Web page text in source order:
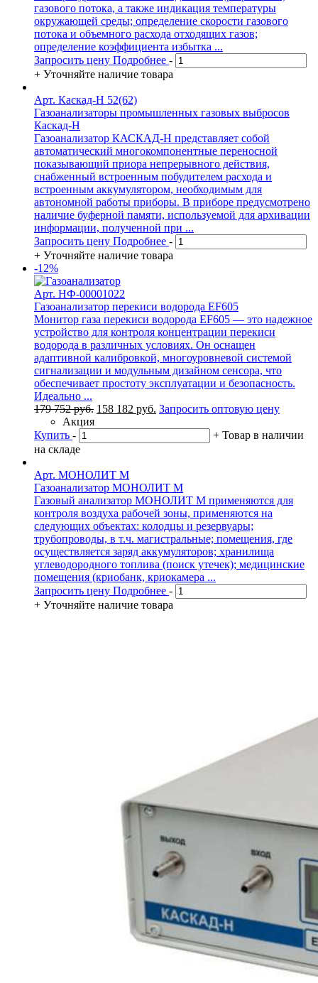
газового потока, а также индикация температуры
окружающей среды; определение скорости газового
потока и объемного расхода отходящих газов;
определение коэффициента избытка ...
Запросить цену Подробнее -
+ Уточняйте наличие товара
Арт. Каскад-Н 52(62)
Газоанализаторы промышленных газовых выбросов
Каскад-Н
Газоанализатор КАСКАД-Н представляет собой
автоматический многокомпонентные переносной
показывающий приора непрерывного действия,
снабженный встроенным побудителем расхода и
встроенным аккумулятором, необходимым для
автономной работы приборы. В приборе предусмотрено
наличие буферной памяти, используемой для архивации
информации, полученной при ...
Запросить цену Подробнее -
+ Уточняйте наличие товара
-12%
Арт. НФ-00001022
Газоанализатор перекиси водорода EF605
Монитор газа перекиси водорода EF605 — это надежное
устройство для контроля концентрации перекиси
водорода в различных условиях. Он оснащен
адаптивной калибровкой, многоуровневой системой
сигнализации и модульным дизайном сенсора, что
обеспечивает простоту эксплуатации и безопасность.
Идеально ...
179 752руб. Первоначальная
179
158 182 руб. Текущая
182 руб..
Запросить оптовую цену
Акция
Купить - + Товар в наличии
на складе
Арт. МОНОЛИТ M
Газоанализатор МОНОЛИТ M
Газовый анализатор МОНОЛИТ M применяются для
контроля воздуха рабочей зоны, применяются на
следующих объектах: колодцы и резервуары;
трубопроводы, в т.ч. магистральные; помещения, где
осуществляется заряд аккумуляторов; хранилища
углеводородного топлива (поиск утечек); медицинские
помещения (криобанк, криокамера ...
Запросить цену Подробнее -
+ Уточняйте наличие товара